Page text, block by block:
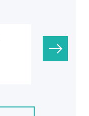
Armoplast
2400